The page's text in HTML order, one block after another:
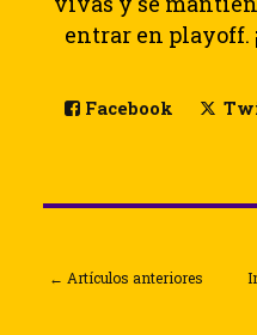
entrar en playoff.
Facebook
← Artículos anteriores